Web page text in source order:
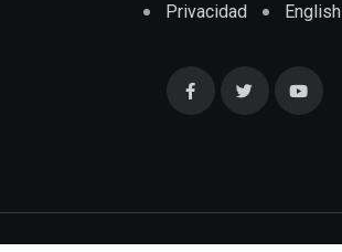
Privacidad
English